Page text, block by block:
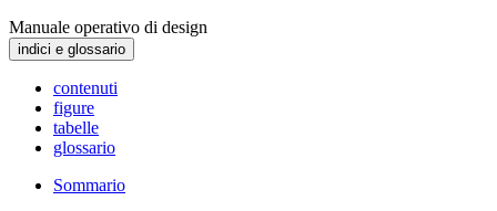
Manuale operativo di design
indici e glossario
contenuti
figure
tabelle
glossario
Sommario